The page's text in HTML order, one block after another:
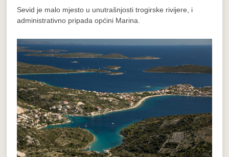
Sevid je malo mjesto u unutrašnjosti trogirske rivijere, i
administrativno pripada općini Marina.